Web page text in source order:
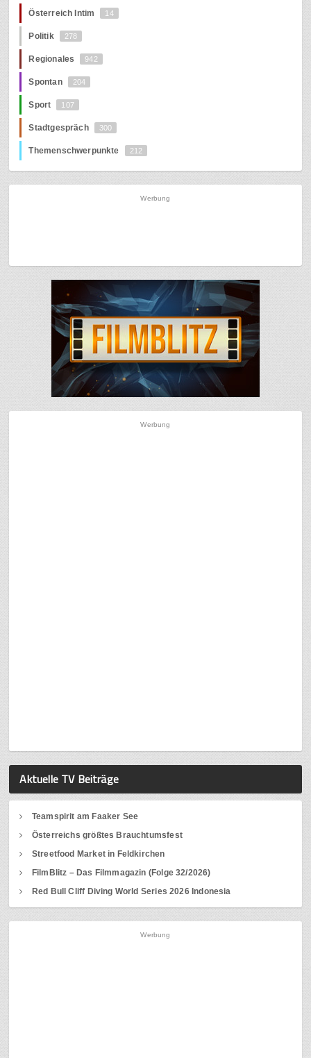
Österreich Intim 14
Politik 278
Regionales 942
Spontan 204
Sport 107
Stadtgespräch 300
Themenschwerpunkte 212
Werbung
Werbung
Aktuelle TV Beiträge
Teamspirit am Faaker See
Österreichs größtes Brauchtumsfest
Streetfood Market in Feldkirchen
FilmBlitz – Das Filmmagazin (Folge 32/2026)
Red Bull Cliff Diving World Series 2026 Indonesia
Werbung